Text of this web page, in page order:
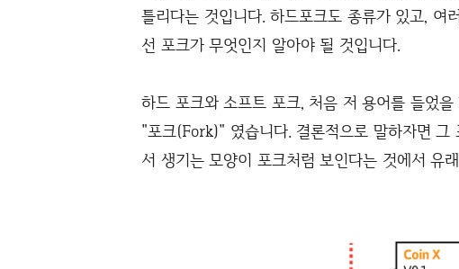
틀리다는 것입니다. 하드포크도 종류가 있고, 여
선 포크가 무엇인지 알아야 될 것입니다.
하드 포크와 소프트 포크, 처음 저 용어를 들었
"포크(Fork)" 였습니다. 결론적으로 말하자면 그
서 생기는 모양이 포크처럼 보인다는 것에서 유